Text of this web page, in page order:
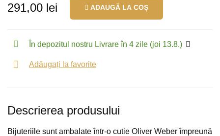
291,00 lei ADAUGĂ LA COȘ
În depozitul nostru Livrare în 4 zile (joi 13.8.)
Adăugați la favorite
Descrierea produsului
Bijuteriile sunt ambalate într-o cutie Oliver Weber împreună